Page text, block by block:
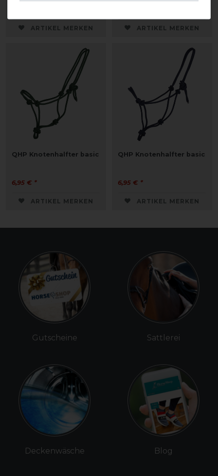
ARTIKEL MERKEN ARTIKEL MERKEN
QHP Knotenhalfter basic
6,95 € *
ARTIKEL MERKEN
QHP Knotenhalfter basic
6,95 € *
ARTIKEL MERKEN
Gutscheine
Deckenwäsche
Sattlerei
Blog